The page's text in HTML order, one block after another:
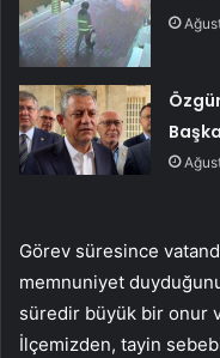
Görev süresince
memnuniyet
süredir büyük bir onur
İlçemizden, tayin